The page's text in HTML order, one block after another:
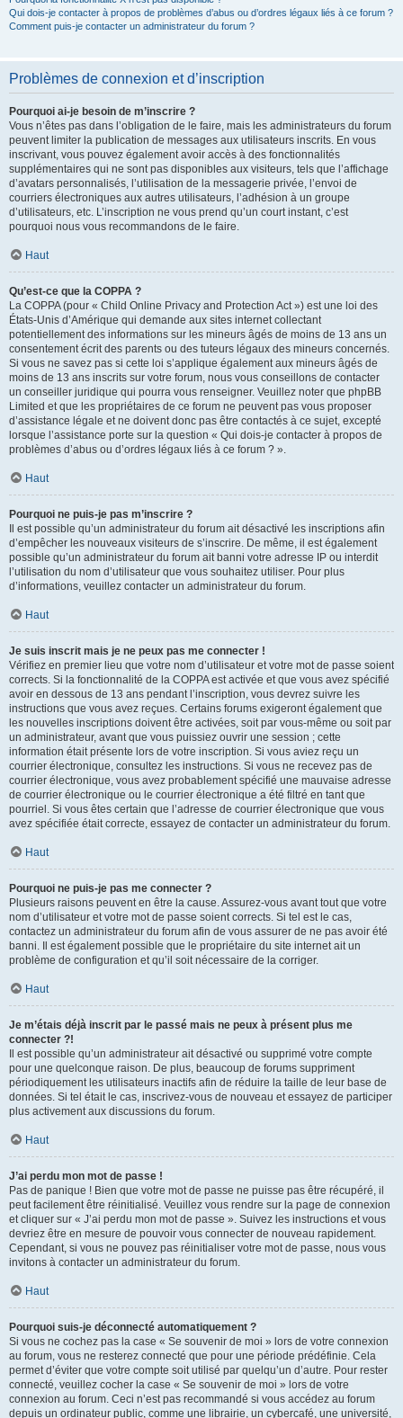
Qui dois-je contacter à propos de problèmes d’abus ou d’ordres légaux liés à ce forum ?
Comment puis-je contacter un administrateur du forum ?
Problèmes de connexion et d’inscription
Pourquoi ai-je besoin de m’inscrire ?
Vous n’êtes pas dans l’obligation de le faire, mais les administrateurs du forum
peuvent limiter la publication de messages aux utilisateurs inscrits. En vous
inscrivant, vous pouvez également avoir accès à des fonctionnalités
supplémentaires qui ne sont pas disponibles aux visiteurs, tels que l’affichage
d’avatars personnalisés, l’utilisation de la messagerie privée, l’envoi de
courriers électroniques aux autres utilisateurs, l’adhésion à un groupe
d’utilisateurs, etc. L’inscription ne vous prend qu’un court instant, c’est
pourquoi nous vous recommandons de le faire.
Haut
Qu’est-ce que la COPPA ?
La COPPA (pour « Child Online Privacy and Protection Act ») est une loi des
États-Unis d’Amérique qui demande aux sites internet collectant
potentiellement des informations sur les mineurs âgés de moins de 13 ans un
consentement écrit des parents ou des tuteurs légaux des mineurs concernés.
Si vous ne savez pas si cette loi s’applique également aux mineurs âgés de
moins de 13 ans inscrits sur votre forum, nous vous conseillons de contacter
un conseiller juridique qui pourra vous renseigner. Veuillez noter que phpBB
Limited et que les propriétaires de ce forum ne peuvent pas vous proposer
d’assistance légale et ne doivent donc pas être contactés à ce sujet, excepté
lorsque l’assistance porte sur la question « Qui dois-je contacter à propos de
problèmes d’abus ou d’ordres légaux liés à ce forum ? ».
Haut
Pourquoi ne puis-je pas m’inscrire ?
Il est possible qu’un administrateur du forum ait désactivé les inscriptions afin
d’empêcher les nouveaux visiteurs de s’inscrire. De même, il est également
possible qu’un administrateur du forum ait banni votre adresse IP ou interdit
l’utilisation du nom d’utilisateur que vous souhaitez utiliser. Pour plus
d’informations, veuillez contacter un administrateur du forum.
Haut
Je suis inscrit mais je ne peux pas me connecter !
Vérifiez en premier lieu que votre nom d’utilisateur et votre mot de passe soient
corrects. Si la fonctionnalité de la COPPA est activée et que vous avez spécifié
avoir en dessous de 13 ans pendant l’inscription, vous devrez suivre les
instructions que vous avez reçues. Certains forums exigeront également que
les nouvelles inscriptions doivent être activées, soit par vous-même ou soit par
un administrateur, avant que vous puissiez ouvrir une session ; cette
information était présente lors de votre inscription. Si vous aviez reçu un
courrier électronique, consultez les instructions. Si vous ne recevez pas de
courrier électronique, vous avez probablement spécifié une mauvaise adresse
de courrier électronique ou le courrier électronique a été filtré en tant que
pourriel. Si vous êtes certain que l’adresse de courrier électronique que vous
avez spécifiée était correcte, essayez de contacter un administrateur du forum.
Haut
Pourquoi ne puis-je pas me connecter ?
Plusieurs raisons peuvent en être la cause. Assurez-vous avant tout que votre
nom d’utilisateur et votre mot de passe soient corrects. Si tel est le cas,
contactez un administrateur du forum afin de vous assurer de ne pas avoir été
banni. Il est également possible que le propriétaire du site internet ait un
problème de configuration et qu’il soit nécessaire de la corriger.
Haut
Je m’étais déjà inscrit par le passé mais ne peux à présent plus me
connecter ?!
Il est possible qu’un administrateur ait désactivé ou supprimé votre compte
pour une quelconque raison. De plus, beaucoup de forums suppriment
périodiquement les utilisateurs inactifs afin de réduire la taille de leur base de
données. Si tel était le cas, inscrivez-vous de nouveau et essayez de participer
plus activement aux discussions du forum.
Haut
J’ai perdu mon mot de passe !
Pas de panique ! Bien que votre mot de passe ne puisse pas être récupéré, il
peut facilement être réinitialisé. Veuillez vous rendre sur la page de connexion
et cliquer sur « J’ai perdu mon mot de passe ». Suivez les instructions et vous
devriez être en mesure de pouvoir vous connecter de nouveau rapidement.
Cependant, si vous ne pouvez pas réinitialiser votre mot de passe, nous vous
invitons à contacter un administrateur du forum.
Haut
Pourquoi suis-je déconnecté automatiquement ?
Si vous ne cochez pas la case « Se souvenir de moi » lors de votre connexion
au forum, vous ne resterez connecté que pour une période prédéfinie. Cela
permet d’éviter que votre compte soit utilisé par quelqu’un d’autre. Pour rester
connecté, veuillez cocher la case « Se souvenir de moi » lors de votre
connexion au forum. Ceci n’est pas recommandé si vous accédez au forum
depuis un ordinateur public, comme une librairie, un cybercafé, une université,